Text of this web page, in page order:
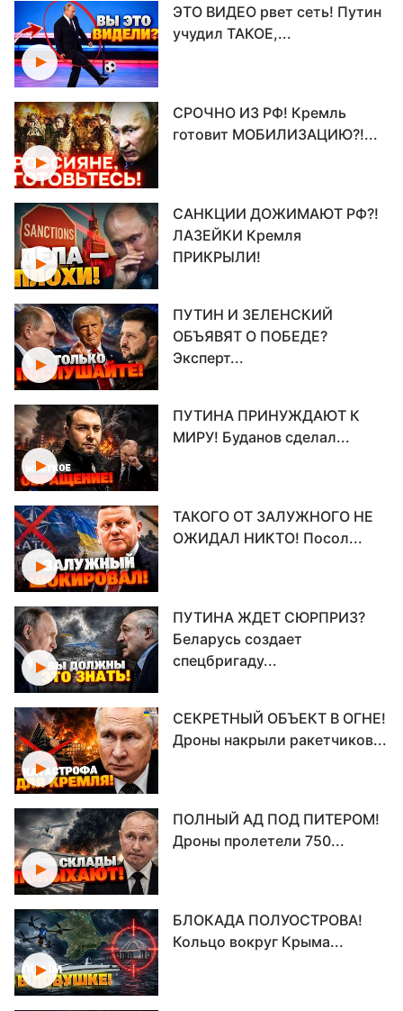
ЭТО ВИДЕО рвет сеть! Путин
учудил ТАКОЕ,...
СРОЧНО ИЗ РФ! Кремль
готовит МОБИЛИЗАЦИЮ?!...
САНКЦИИ ДОЖИМАЮТ РФ?!
ЛАЗЕЙКИ Кремля
ПРИКРЫЛИ!
ПУТИН И ЗЕЛЕНСКИЙ
ОБЪЯВЯТ О ПОБЕДЕ?
Эксперт...
ПУТИНА ПРИНУЖДАЮТ К
МИРУ! Буданов сделал...
ТАКОГО ОТ ЗАЛУЖНОГО НЕ
ОЖИДАЛ НИКТО! Посол...
ПУТИНА ЖДЕТ СЮРПРИЗ?
Беларусь создает
спецбригаду...
СЕКРЕТНЫЙ ОБЪЕКТ В ОГНЕ!
Дроны накрыли ракетчиков...
ПОЛНЫЙ АД ПОД ПИТЕРОМ!
Дроны пролетели 750...
БЛОКАДА ПОЛУОСТРОВА!
Кольцо вокруг Крыма...